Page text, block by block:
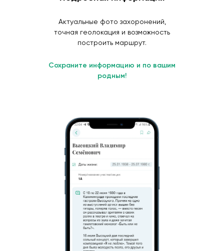
Актуальные фото захоронений,
точная геолокация и возможность
построить маршрут.
Сохраните информацию и по вашим
родным!